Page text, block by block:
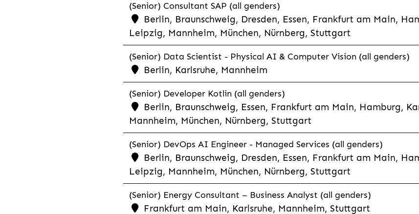
(Senior) Consultant SAP (all genders)
Berlin, Braunschweig, Dresden, Essen, Frankfurt am Main,
Leipzig, Mannheim, München, Nürnberg, Stuttgart
(Senior) Data Scientist - Physical AI & Computer Vision (all genders)
Berlin, Karlsruhe, Mannheim
(Senior) Developer Kotlin (all genders)
Berlin, Braunschweig, Essen, Frankfurt am Main, Hamburg,
Mannheim, München, Nürnberg, Stuttgart
(Senior) DevOps AI Engineer - Managed Services (all genders)
Berlin, Braunschweig, Dresden, Essen, Frankfurt am Main,
Leipzig, Mannheim, München, Nürnberg, Stuttgart
(Senior) Energy Consultant – Business Analyst (all genders)
Frankfurt am Main, Karlsruhe, Mannheim, Stuttgart